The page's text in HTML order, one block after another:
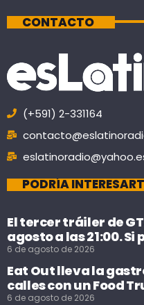
CONTACTO
(+591) 2-331164
PODRÍA
El tercer tráiler de
agosto a las 21:00. Si
6 de agosto de 2026
Eat Out lleva la
calles con un Food
6 de agosto de 2026